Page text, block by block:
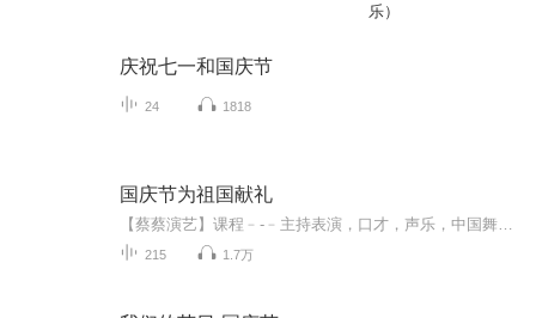
乐）
庆祝七一和国庆节
24 1818
国庆节为祖国献礼
215 1.7万